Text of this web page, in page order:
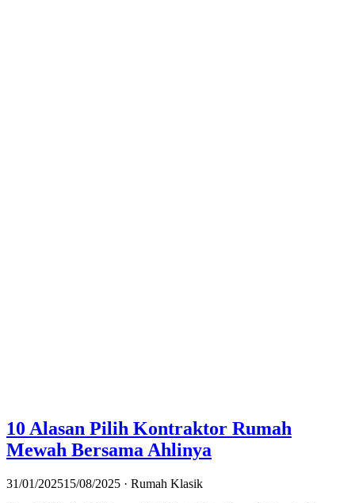
10 Alasan Pilih Kontraktor Rumah
Mewah Bersama Ahlinya
31/01/202515/08/2025 · Rumah Klasik